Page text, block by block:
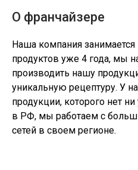
О франчайзере
Наша компания
продуктов уже 4 года, мы
производить нашу
уникальную рецептуру. У
продукции, которого нет
в РФ, мы работаем с
сетей в своем регионе.